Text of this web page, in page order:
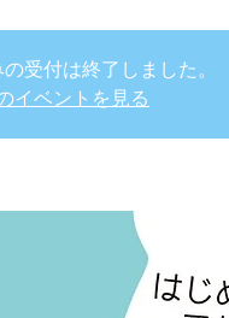
受付は終了しました。
イベントを見る